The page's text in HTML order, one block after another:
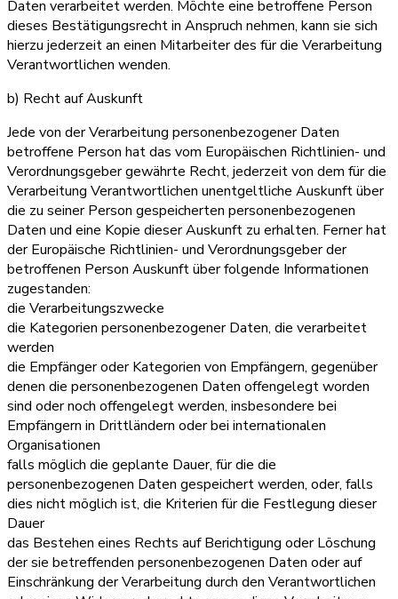
Daten verarbeitet werden. Möchte eine betroffene Person
dieses Bestätigungsrecht in Anspruch nehmen, kann sie sich
hierzu jederzeit an einen Mitarbeiter des für die Verarbeitung
Verantwortlichen wenden.
b) Recht auf Auskunft
Jede von der Verarbeitung personenbezogener Daten
betroffene Person hat das vom Europäischen Richtlinien- und
Verordnungsgeber gewährte Recht, jederzeit von dem für die
Verarbeitung Verantwortlichen unentgeltliche Auskunft über
die zu seiner Person gespeicherten personenbezogenen
Daten und eine Kopie dieser Auskunft zu erhalten. Ferner hat
der Europäische Richtlinien- und Verordnungsgeber der
betroffenen Person Auskunft über folgende Informationen
zugestanden:
die Verarbeitungszwecke
die Kategorien personenbezogener Daten, die verarbeitet
werden
die Empfänger oder Kategorien von Empfängern, gegenüber
denen die personenbezogenen Daten offengelegt worden
sind oder noch offengelegt werden, insbesondere bei
Empfängern in Drittländern oder bei internationalen
Organisationen
falls möglich die geplante Dauer, für die die
personenbezogenen Daten gespeichert werden, oder, falls
dies nicht möglich ist, die Kriterien für die Festlegung dieser
Dauer
das Bestehen eines Rechts auf Berichtigung oder Löschung
der sie betreffenden personenbezogenen Daten oder auf
Einschränkung der Verarbeitung durch den Verantwortlichen